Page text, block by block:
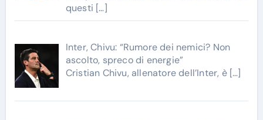
questi […]
Inter, Chivu: “Rumore dei nemici? Non
ascolto, spreco di energie”
Cristian Chivu, allenatore dell’Inter, è […]